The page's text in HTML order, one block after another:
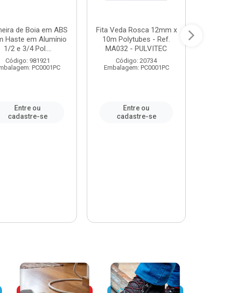
de Boia em ABS
Haste em Alumínio
1/2 e 3/4 Pol....
Código: 981921
PC0001PC
Entre ou
cadastre-se
Fita Veda Rosca 12mm x
10m Polytubes - Ref.
MA032 - PULVITEC
Código: 20734
Embalagem: PC0001PC
Entre ou
cadastre-se